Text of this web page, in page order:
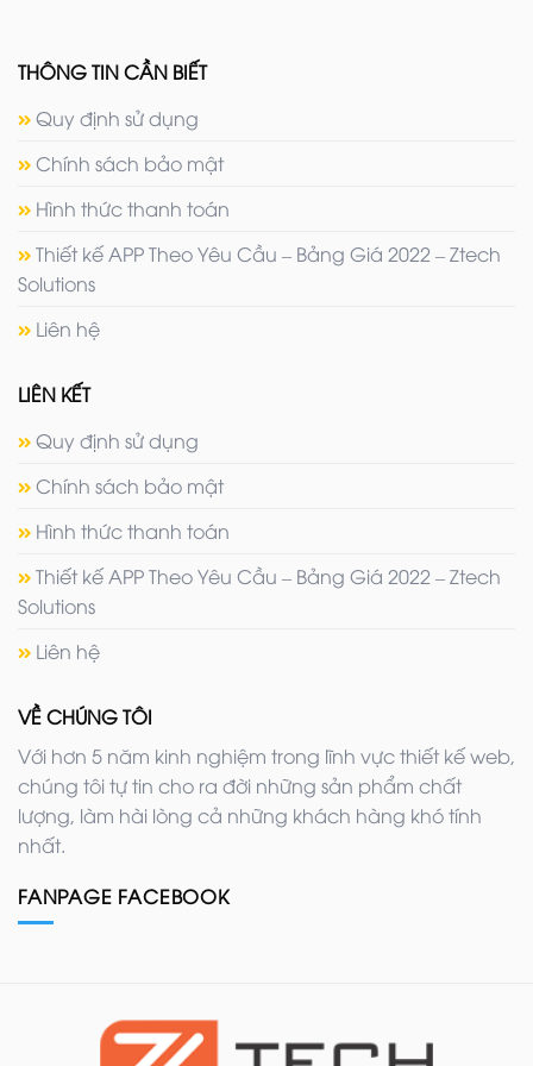
THÔNG TIN CẦN BIẾT
Quy định sử dụng
Chính sách bảo mật
Hình thức thanh toán
Thiết kế APP Theo Yêu Cầu – Bảng Giá 2022 – Ztech
Solutions
Liên hệ
LIÊN KẾT
Quy định sử dụng
Chính sách bảo mật
Hình thức thanh toán
Thiết kế APP Theo Yêu Cầu – Bảng Giá 2022 – Ztech
Solutions
Liên hệ
VỀ CHÚNG TÔI
Với hơn 5 năm kinh nghiệm trong lĩnh vực thiết kế web,
chúng tôi tự tin cho ra đời những sản phẩm chất
lượng, làm hài lòng cả những khách hàng khó tính
nhất.
FANPAGE FACEBOOK